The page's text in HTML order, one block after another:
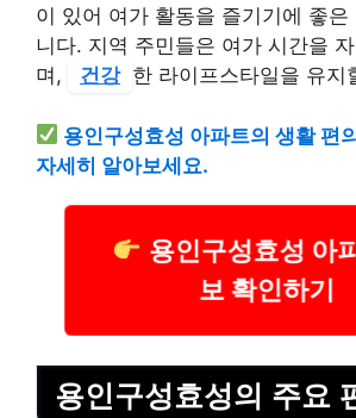
이 있어 여가 활동을 즐기기에 좋
니다. 지역 주민들은 여가 시간을
며,
건강 한 라이프스타일을 유지
용인구성효성 아파트의 생활 편
자세히 알아보세요.
용인구성효성 아
보 확인하기
용인구성효성의 주요